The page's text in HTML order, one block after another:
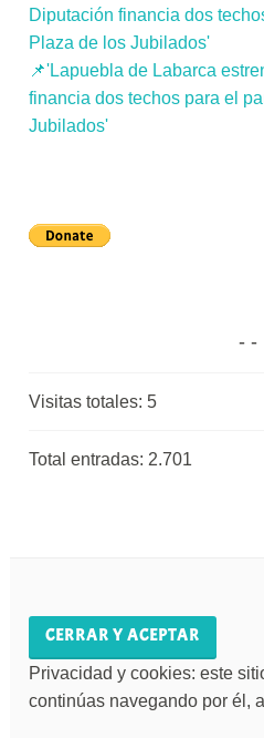
📌'Lapuebla de Labarca
financia dos techos para el
Jubilados'
Visitas totales: 5
Total entradas: 2.701
Privacidad y cookies: este
continúas navegando por él,